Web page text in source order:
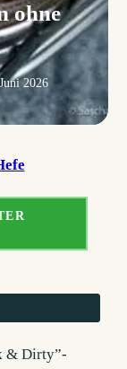
ohne
2026
& Dirty”-